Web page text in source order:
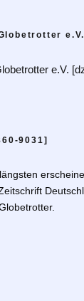
9031]